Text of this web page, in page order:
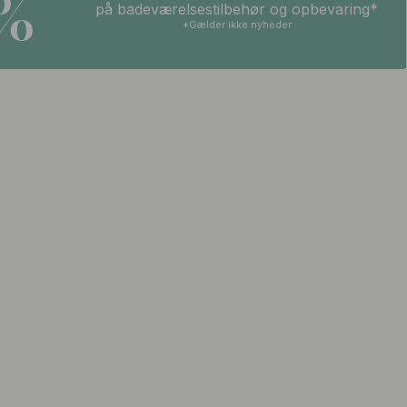
på badeværelsestilbehør og opbevaring*
*Gælder ikke nyheder